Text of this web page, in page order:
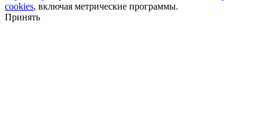
cookies, включая метрические программы.
Принять